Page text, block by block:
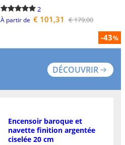
-43%
2
À partir de € 101,31 € 179,00
DÉCOUVRIR
Encensoir baroque et
navette finition argentée
ciselée 20 cm